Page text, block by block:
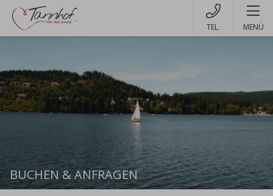
MENÜ
BUCHEN & ANFRAGEN Buchen